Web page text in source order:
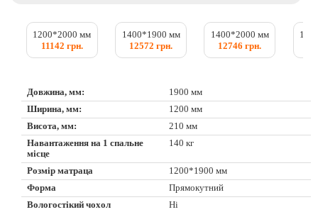
1200*2000 мм
11142 грн.
1400*1900 мм
12572 грн.
1400*2000 мм
12746 грн.
Довжина, мм:
1900 мм
Ширина, мм:
1200 мм
Висота, мм:
210 мм
Навантаження на 1 спальне
місце
140 кг
Розмір матраца
1200*1900 мм
Форма
Прямокутний
Вологостікий чохол
Ні